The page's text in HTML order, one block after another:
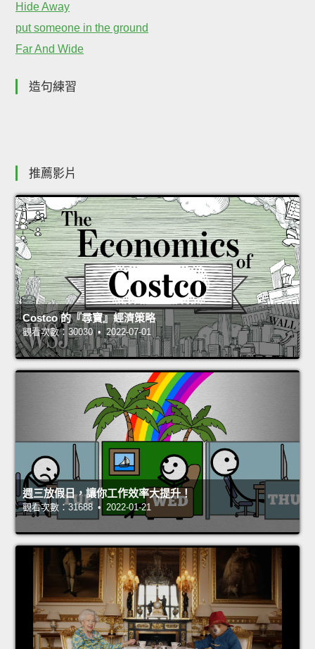
Hide Away
put someone in the ground
Far And Wide
造句練習
推薦影片
Costco 的『尋寶』經濟策略
觀看次數：30030 • 2022-07-01
週三放假日，讓你工作效率大提升！
觀看次數：31688 • 2022-01-21